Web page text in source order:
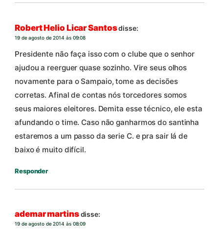
Robert Helio Licar Santosdisse:
19 de agosto de 2014 às 09:08
Presidente não faça isso com o clube que o senhor
ajudou a reerguer quase sozinho. Vire seus olhos
novamente para o Sampaio, tome as decisões
corretas. Afinal de contas nós torcedores somos
seus maiores eleitores. Demita esse técnico, ele esta
afundando o time. Caso não ganharmos do santinha
estaremos a um passo da serie C. e pra sair lá de
baixo é muito difícil.
Responder
ademar martinsdisse:
19 de agosto de 2014 às 08:09